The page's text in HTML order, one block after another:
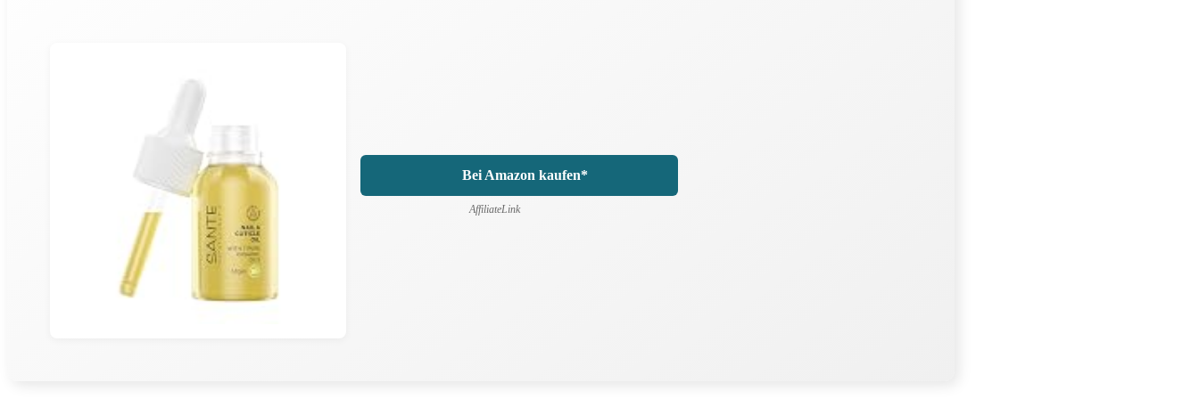
Bei Amazon kaufen*
AffiliateLink